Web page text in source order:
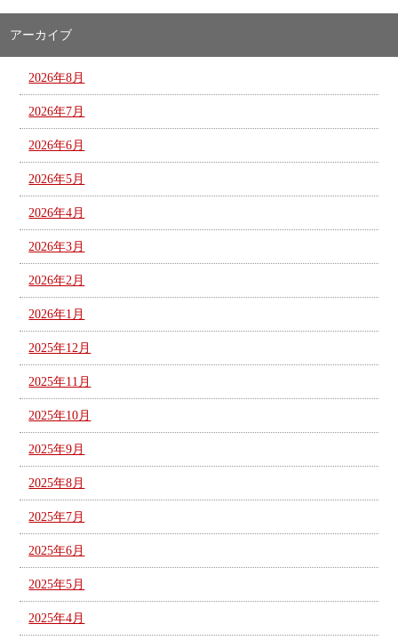
アーカイブ
2026年8月
2026年7月
2026年6月
2026年5月
2026年4月
2026年3月
2026年2月
2026年1月
2025年12月
2025年11月
2025年10月
2025年9月
2025年8月
2025年7月
2025年6月
2025年5月
2025年4月